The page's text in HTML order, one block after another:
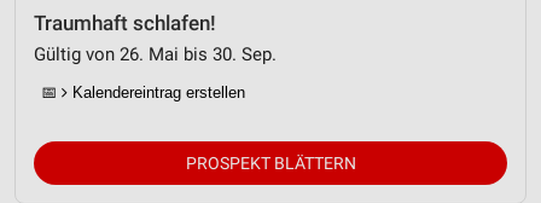
Traumhaft schlafen!
Gültig von 26. Mai bis 30. Sep.
📅 Kalendereintrag erstellen
PROSPEKT BLÄTTERN